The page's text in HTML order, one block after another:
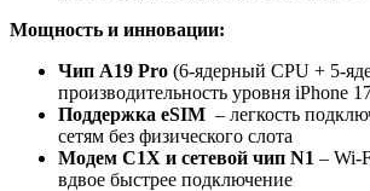
Мощность и инновации:
Чип A19 Pro (6-ядерный CPU + 5-
производительность уровня iPhone
Поддержка eSIM – легкость
сетям без физического слота
Модем C1X и сетевой чип N1 – Wi-
вдвое быстрее подключение